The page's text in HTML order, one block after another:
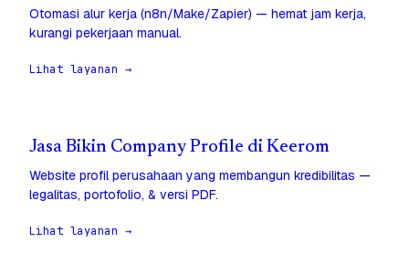
Otomasi alur kerja (n8n/Make/Zapier) — hemat jam kerja,
kurangi pekerjaan manual.
Lihat layanan →
Jasa Bikin Company Profile di Keerom
Website profil perusahaan yang membangun kredibilitas —
legalitas, portofolio, & versi PDF.
Lihat layanan →